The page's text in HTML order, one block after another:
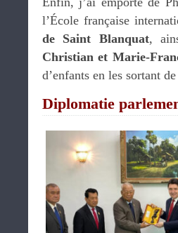
l’École française
de Saint Blanquat,
Christian et Marie-
d’enfants en les sortant
Diplomatie